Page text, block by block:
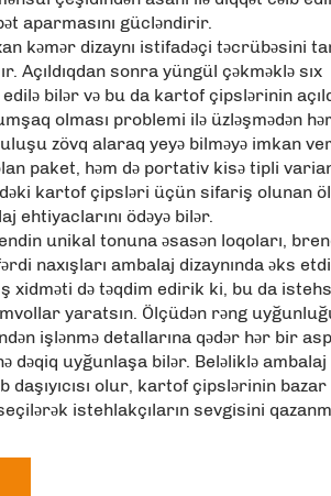
aparmasını gücləndirir.
kəmər dizaynı istifadəçi təcrübəsini
Açıldıqdan sonra yüngül çəkməklə sıx
bilər və bu da kartof çipslərinin
olması problemi ilə üzləşmədən
zövq alaraq yeyə bilməyə imkan
paket, həm də portativ kisə tipli
kartof çipsləri üçün sifariş olunan
ehtiyaclarını ödəyə bilər.
unikal tonuna əsasən loqoları,
naxışları ambalaj dizaynında əks
xidməti də təqdim edirik ki, bu da
yaratsın. Ölçüdən rəng
işlənmə detallarına qədər hər bir
dəqiq uyğunlaşa bilər. Beləliklə
daşıyıcısı olur, kartof çipslərinin bazar
istehlakçıların sevgisini